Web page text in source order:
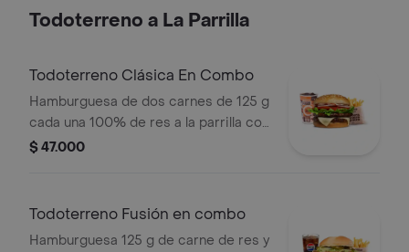
Todoterreno a La Parrilla
Todoterreno Clásica En Combo
Hamburguesa de dos carnes de 125 g
cada una 100% de res a la parrilla con
salsa bbq, queso mozzarella, lechuga,
$ 47.000
Todoterreno Fusión en combo
Hamburguesa 125 g de carne de res y